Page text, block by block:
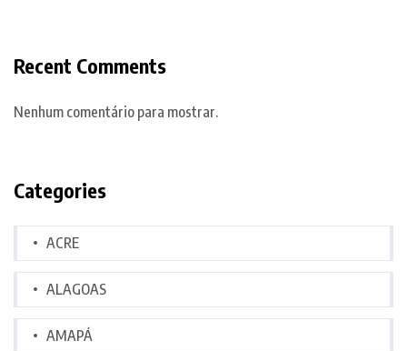
Recent Comments
Nenhum comentário para mostrar.
Categories
ACRE
ALAGOAS
AMAPÁ